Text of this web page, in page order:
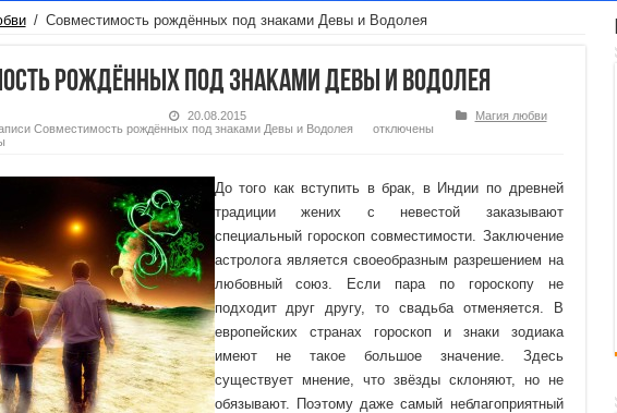
/ Совместимость рождённых под знаками Девы и Водолея
рождённых под знаками Девы и Водолея
20.08.2015
Магия любви
Совместимость рождённых под знаками Девы и Водолея
отключены
До того как вступить в брак, в Индии по древней
традиции жених с невестой заказывают
специальный гороскоп совместимости. Заключение
астролога является своеобразным разрешением на
любовный союз. Если пара по гороскопу не
подходит друг другу, то свадьба отменяется. В
европейских странах гороскоп и знаки зодиака
имеют не такое большое значение. Здесь
существует мнение, что звёзды склоняют, но не
обязывают. Поэтому даже самый неблагоприятный